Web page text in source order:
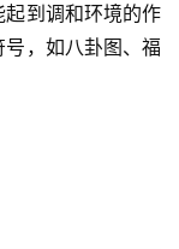
到调和环境的作
，如八卦图、福